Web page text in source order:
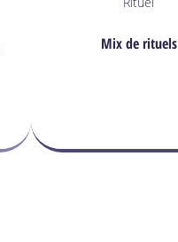
Mix de rituels